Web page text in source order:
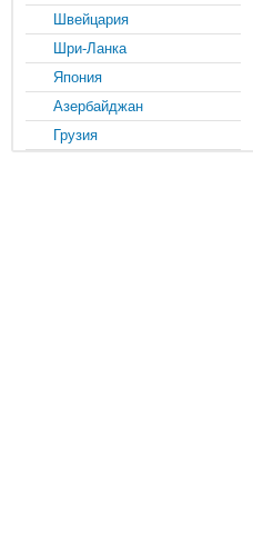
Швейцария
Шри-Ланка
Япония
Азербайджан
Грузия